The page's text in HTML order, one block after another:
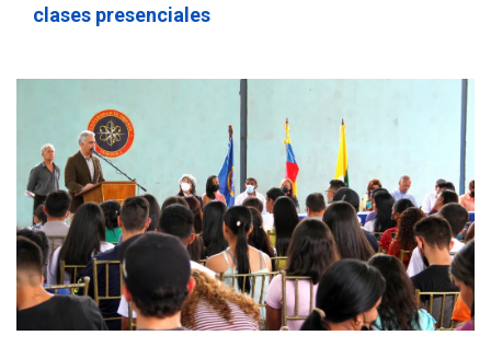
clases presenciales